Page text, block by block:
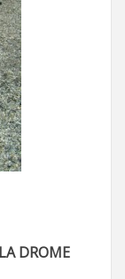
DROME